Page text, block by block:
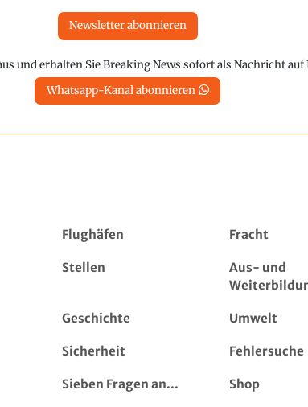
Newsletter abonnieren
und erhalten Sie Breaking News sofort als Nachricht
Whatsapp-Kanal abonnieren
Flughäfen Fracht
Stellen
Aus- und
Geschichte Umwelt
Sicherheit Fehlersuche
Sieben Fragen an... Shop